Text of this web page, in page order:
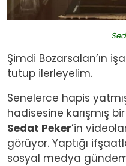
Şimdi Bozarsalan’ın
tutup ilerleyelim.
Senelerce hapis
hadisesine karışmış
Sedat Peker’in
görüyor. Yaptığı
sosyal medya